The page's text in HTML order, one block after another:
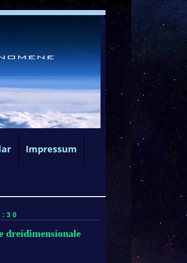
Impressum
dreidimensionale